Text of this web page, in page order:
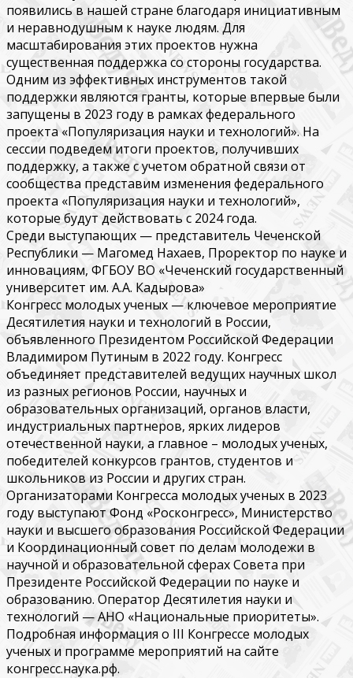
появились в нашей стране благодаря инициативным
и неравнодушным к науке людям. Для
масштабирования этих проектов нужна
существенная поддержка со стороны государства.
Одним из эффективных инструментов такой
поддержки являются гранты, которые впервые были
запущены в 2023 году в рамках федерального
проекта «Популяризация науки и технологий». На
сессии подведем итоги проектов, получивших
поддержку, а также с учетом обратной связи от
сообщества представим изменения федерального
проекта «Популяризация науки и технологий»,
которые будут действовать с 2024 года.
Среди выступающих — представитель Чеченской
Республики — Магомед Нахаев, Проректор по науке и
инновациям, ФГБОУ ВО «Чеченский государственный
университет им. А.А. Кадырова»
Конгресс молодых ученых — ключевое мероприятие
Десятилетия науки и технологий в России,
объявленного Президентом Российской Федерации
Владимиром Путиным в 2022 году. Конгресс
объединяет представителей ведущих научных школ
из разных регионов России, научных и
образовательных организаций, органов власти,
индустриальных партнеров, ярких лидеров
отечественной науки, а главное – молодых ученых,
победителей конкурсов грантов, студентов и
школьников из России и других стран.
Организаторами Конгресса молодых ученых в 2023
году выступают Фонд «Росконгресс», Министерство
науки и высшего образования Российской Федерации
и Координационный совет по делам молодежи в
научной и образовательной сферах Совета при
Президенте Российской Федерации по науке и
образованию. Оператор Десятилетия науки и
технологий — АНО «Национальные приоритеты».
Подробная информация о III Конгрессе молодых
ученых и программе мероприятий на сайте
конгресс.наука.рф.